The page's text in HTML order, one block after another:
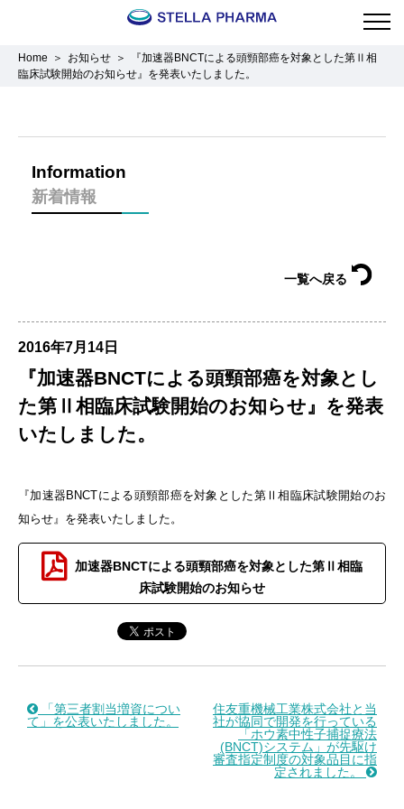
Home お知らせ
『加速器BNCTによる頭頸部癌を対象とした第Ⅱ相
臨床試験開始のお知らせ』を発表いたしました。
Information
新着情報
一覧へ戻る
2016年7月14日
『加速器BNCTによる頭頸部癌を対象とし
た第Ⅱ相臨床試験開始のお知らせ』を発表
いたしました。
『加速器BNCTによる頭頸部癌を対象とした第Ⅱ相臨床試験開始のお
知らせ』を発表いたしました。
加速器BNCTによる頭頸部癌を対象とした第Ⅱ相臨
床試験開始のお知らせ
「第三者割当増資につい
て」を公表いたしました。
住友重機械工業株式会社と当
社が協同で開発を行っている
「ホウ素中性子捕捉療法
(BNCT)システム」が先駆け
審査指定制度の対象品目に指
定されました。